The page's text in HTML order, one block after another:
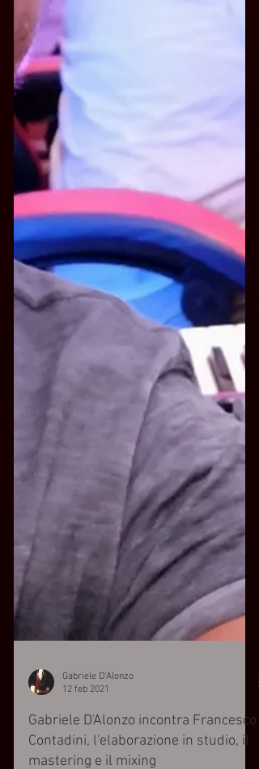
12 feb 2021
Gabriele D'Alonzo incontra Francesco
Contadini, l'elaborazione in studio, il